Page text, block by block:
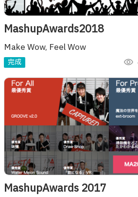
MashupAwards2018
Make Wow, Feel Wow
完成 visibility
MashupAwards 2017